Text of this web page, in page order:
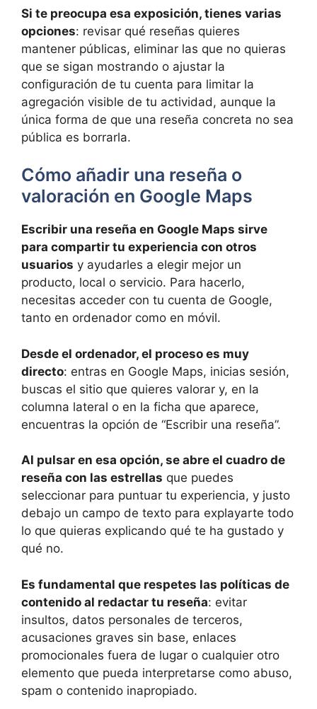
Si te preocupa esa exposición, tienes varias
opciones: revisar qué reseñas quieres
mantener públicas, eliminar las que no quieras
que se sigan mostrando o ajustar la
configuración de tu cuenta para limitar la
agregación visible de tu actividad, aunque la
única forma de que una reseña concreta no sea
pública es borrarla.
Cómo añadir una reseña o
valoración en Google Maps
Escribir una reseña en Google Maps sirve
para compartir tu experiencia con otros
usuarios y ayudarles a elegir mejor un
producto, local o servicio. Para hacerlo,
necesitas acceder con tu cuenta de Google,
tanto en ordenador como en móvil.
Desde el ordenador, el proceso es muy
directo: entras en Google Maps, inicias sesión,
buscas el sitio que quieres valorar y, en la
columna lateral o en la ficha que aparece,
encuentras la opción de “Escribir una reseña”.
Al pulsar en esa opción, se abre el cuadro de
reseña con las estrellas que puedes
seleccionar para puntuar tu experiencia, y justo
debajo un campo de texto para explayarte todo
lo que quieras explicando qué te ha gustado y
qué no.
Es fundamental que respetes las políticas de
contenido al redactar tu reseña: evitar
insultos, datos personales de terceros,
acusaciones graves sin base, enlaces
promocionales fuera de lugar o cualquier otro
elemento que pueda interpretarse como abuso,
spam o contenido inapropiado.